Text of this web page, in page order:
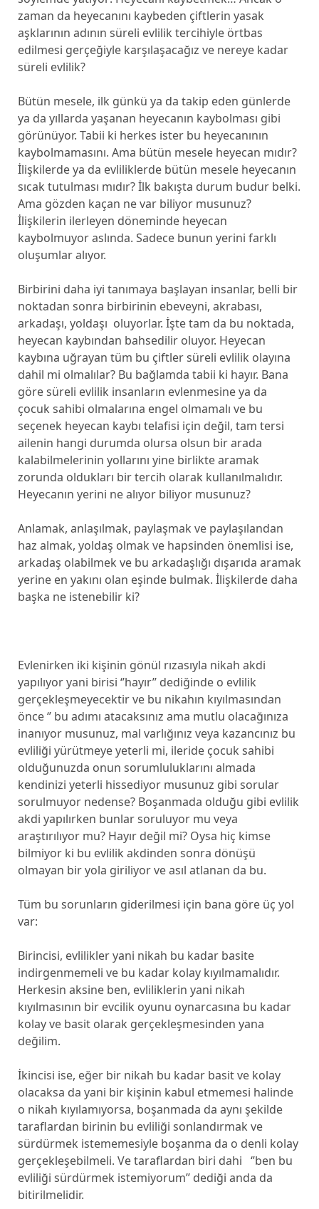
zaman da heyecanını kaybeden çiftlerin yasak
aşklarının adının süreli evlilik tercihiyle örtbas
edilmesi gerçeğiyle karşılaşacağız ve nereye kadar
süreli evlilik?
Bütün mesele, ilk günkü ya da takip eden günlerde
ya da yıllarda yaşanan heyecanın kaybolması gibi
görünüyor. Tabii ki herkes ister bu heyecanının
kaybolmamasını. Ama bütün mesele heyecan mıdır?
İlişkilerde ya da evliliklerde bütün mesele heyecanın
sıcak tutulması mıdır? İlk bakışta durum budur belki.
Ama gözden kaçan ne var biliyor musunuz?
İlişkilerin ilerleyen döneminde heyecan
kaybolmuyor aslında. Sadece bunun yerini farklı
oluşumlar alıyor.
Birbirini daha iyi tanımaya başlayan insanlar, belli bir
noktadan sonra birbirinin ebeveyni, akrabası,
arkadaşı, yoldaşı oluyorlar. İşte tam da bu noktada,
heyecan kaybından bahsedilir oluyor. Heyecan
kaybına uğrayan tüm bu çiftler süreli evlilik olayına
dahil mi olmalılar? Bu bağlamda tabii ki hayır. Bana
göre süreli evlilik insanların evlenmesine ya da
çocuk sahibi olmalarına engel olmamalı ve bu
seçenek heyecan kaybı telafisi için değil, tam tersi
ailenin hangi durumda olursa olsun bir arada
kalabilmelerinin yollarını yine birlikte aramak
zorunda oldukları bir tercih olarak kullanılmalıdır.
Heyecanın yerini ne alıyor biliyor musunuz?
Anlamak, anlaşılmak, paylaşmak ve paylaşılandan
haz almak, yoldaş olmak ve hapsinden önemlisi ise,
arkadaş olabilmek ve bu arkadaşlığı dışarıda aramak
yerine en yakını olan eşinde bulmak. İlişkilerde daha
başka ne istenebilir ki?
Evlenirken iki kişinin gönül rızasıyla nikah akdi
yapılıyor yani birisi ‘’hayır’’ dediğinde o evlilik
gerçekleşmeyecektir ve bu nikahın kıyılmasından
önce ‘’ bu adımı atacaksınız ama mutlu olacağınıza
inanıyor musunuz, mal varlığınız veya kazancınız bu
evliliği yürütmeye yeterli mi, ileride çocuk sahibi
olduğunuzda onun sorumluluklarını almada
kendinizi yeterli hissediyor musunuz gibi sorular
sorulmuyor nedense? Boşanmada olduğu gibi evlilik
akdi yapılırken bunlar soruluyor mu veya
araştırılıyor mu? Hayır değil mi? Oysa hiç kimse
bilmiyor ki bu evlilik akdinden sonra dönüşü
olmayan bir yola giriliyor ve asıl atlanan da bu.
Tüm bu sorunların giderilmesi için bana göre üç yol
var:
Birincisi, evlilikler yani nikah bu kadar basite
indirgenmemeli ve bu kadar kolay kıyılmamalıdır.
Herkesin aksine ben, evliliklerin yani nikah
kıyılmasının bir evcilik oyunu oynarcasına bu kadar
kolay ve basit olarak gerçekleşmesinden yana
değilim.
İkincisi ise, eğer bir nikah bu kadar basit ve kolay
olacaksa da yani bir kişinin kabul etmemesi halinde
o nikah kıyılamıyorsa, boşanmada da aynı şekilde
taraflardan birinin bu evliliği sonlandırmak ve
sürdürmek istememesiyle boşanma da o denli kolay
gerçekleşebilmeli. Ve taraflardan biri dahi ‘’ben bu
evliliği sürdürmek istemiyorum’’ dediği anda da
bitirilmelidir.